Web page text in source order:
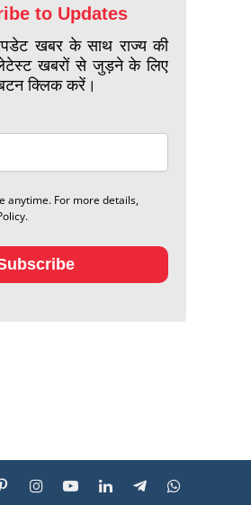
to Updates
खबर के साथ राज्य की
खबरों से जुड़ने के लिए
क्लिक करें।
anytime. For more details,
PinterestInstagramYouTubeLinkedInTelegramWhatsApp